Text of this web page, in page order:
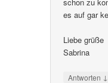
es auf gar
Liebe grüße
Sabrina
Antworten ↓